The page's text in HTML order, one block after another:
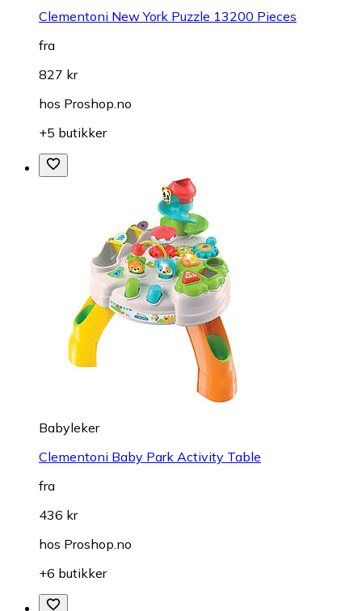
Clementoni New York Puzzle 13200 Pieces
fra
827 kr
hos Proshop.no
+5 butikker
Babyleker
Clementoni Baby Park Activity Table
fra
436 kr
hos Proshop.no
+6 butikker